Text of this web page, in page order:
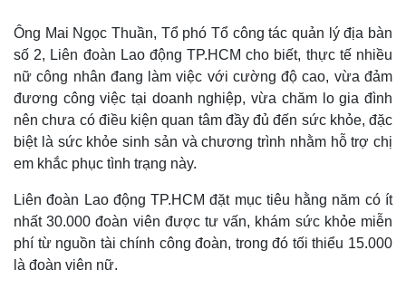
Ông Mai Ngọc Thuần, Tổ phó Tổ công tác quản lý địa bàn
số 2, Liên đoàn Lao động TP.HCM cho biết, thực tế nhiều
nữ công nhân đang làm việc với cường độ cao, vừa đảm
đương công việc tại doanh nghiệp, vừa chăm lo gia đình
nên chưa có điều kiện quan tâm đầy đủ đến sức khỏe, đặc
biệt là sức khỏe sinh sản và chương trình nhằm hỗ trợ chị
em khắc phục tình trạng này.
Liên đoàn Lao động TP.HCM đặt mục tiêu hằng năm có ít
nhất 30.000 đoàn viên được tư vấn, khám sức khỏe miễn
phí từ nguồn tài chính công đoàn, trong đó tối thiểu 15.000
là đoàn viên nữ.